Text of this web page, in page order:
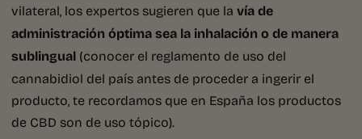
vilateral, los expertos sugieren que la vía de
administración óptima sea la inhalación o de manera
sublingual (conocer el reglamento de uso del
cannabidiol del país antes de proceder a ingerir el
producto, te recordamos que en España los productos
de CBD son de uso tópico).